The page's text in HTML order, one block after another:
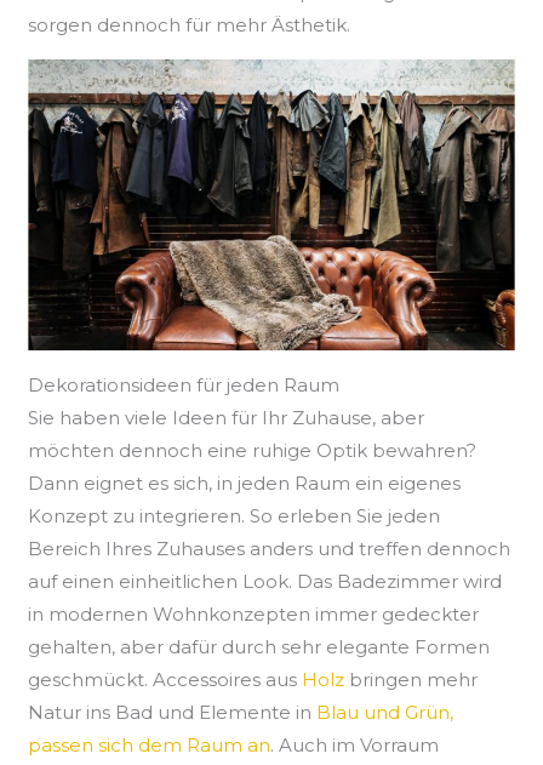
sorgen dennoch für mehr Ästhetik.
Dekorationsideen für jeden Raum
Sie haben viele Ideen für Ihr Zuhause, aber
möchten dennoch eine ruhige Optik bewahren?
Dann eignet es sich, in jeden Raum ein eigenes
Konzept zu integrieren. So erleben Sie jeden
Bereich Ihres Zuhauses anders und treffen dennoch
auf einen einheitlichen Look. Das Badezimmer wird
in modernen Wohnkonzepten immer gedeckter
gehalten, aber dafür durch sehr elegante Formen
geschmückt. Accessoires aus Holz bringen mehr
Natur ins Bad und Elemente in Blau und Grün,
passen sich dem Raum an. Auch im Vorraum